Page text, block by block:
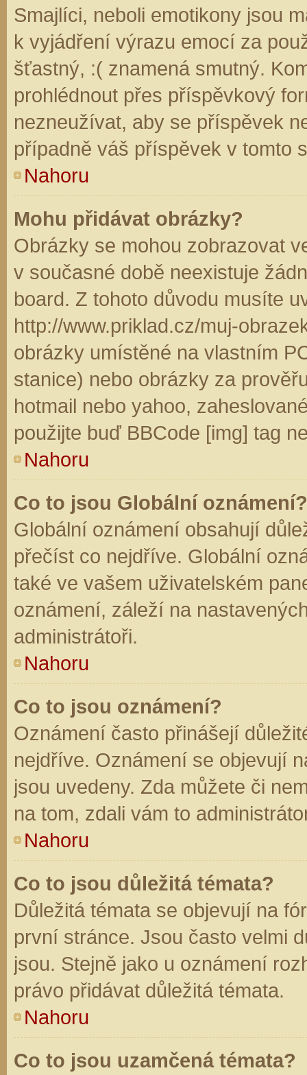
Smajlíci, neboli emotikony jsou
k vyjádření výrazu emocí za
šťastný, :( znamená smutný.
prohlédnout přes příspěvkový
nezneužívat, aby se příspěvek
případně váš příspěvek v tomto
Nahoru
Mohu přidávat obrázky?
Obrázky se mohou zobrazovat
v současné době neexistuje
board. Z tohoto důvodu musíte
http://www.priklad.cz/muj-
obrázky umístěné na vlastním
stanice) nebo obrázky za
hotmail nebo yahoo,
použijte buď BBCode [img] tag
Nahoru
Co to jsou Globální oznámení?
Globální oznámení obsahují
přečíst co nejdříve. Globální
také ve vašem uživatelském
oznámení, záleží na
administrátoři.
Nahoru
Co to jsou oznámení?
Oznámení často přinášejí
nejdříve. Oznámení se objevují
jsou uvedeny. Zda můžete či
na tom, zdali vám to
Nahoru
Co to jsou důležitá témata?
Důležitá témata se objevují na
první stránce. Jsou často velmi
jsou. Stejně jako u oznámení
právo přidávat důležitá témata.
Nahoru
Co to jsou uzamčená témata?